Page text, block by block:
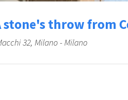
stone's throw from
32, Milano - Milano